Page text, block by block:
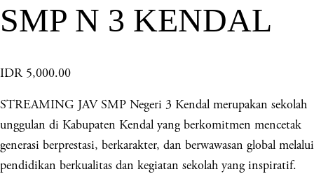
SMP N 3 KENDAL
IDR 5,000.00
STREAMING JAV SMP Negeri 3 Kendal merupakan sekolah
unggulan di Kabupaten Kendal yang berkomitmen mencetak
generasi berprestasi, berkarakter, dan berwawasan global melalui
pendidikan berkualitas dan kegiatan sekolah yang inspiratif.